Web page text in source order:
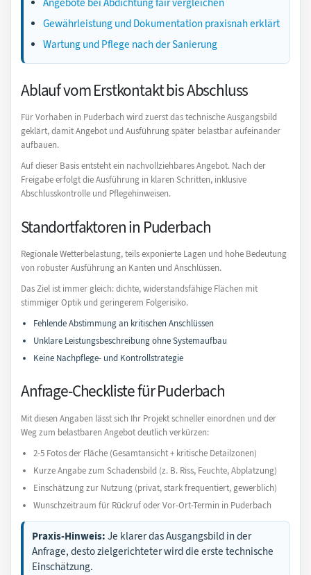
Angebote bei Abdichtung fair vergleichen
Gewährleistung und Dokumentation praxisnah erklärt
Wartung und Pflege nach der Sanierung
Ablauf vom Erstkontakt bis Abschluss
Für Vorhaben in Puderbach wird zuerst das technische Ausgangsbild
geklärt, damit Angebot und Ausführung später belastbar aufeinander
aufbauen.
Auf dieser Basis entsteht ein nachvollziehbares Angebot. Nach der
Freigabe erfolgt die Ausführung in klaren Schritten, inklusive
Abschlusskontrolle und Pflegehinweisen.
Standortfaktoren in Puderbach
Regionale Wetterbelastung, teils exponierte Lagen und hohe Bedeutung
von robuster Ausführung an Kanten und Anschlüssen.
Das Ziel ist immer gleich: dichte, widerstandsfähige Flächen mit
stimmiger Optik und geringerem Folgerisiko.
Fehlende Abstimmung an kritischen Anschlüssen
Unklare Leistungsbeschreibung ohne Systemaufbau
Keine Nachpflege- und Kontrollstrategie
Anfrage-Checkliste für Puderbach
Mit diesen Angaben lässt sich Ihr Projekt schneller einordnen und der
Weg zum belastbaren Angebot deutlich verkürzen:
2-5 Fotos der Fläche (Gesamtansicht + kritische Detailzonen)
Kurze Angabe zum Schadensbild (z. B. Riss, Feuchte, Abplatzung)
Einschätzung zur Nutzung (privat, stark frequentiert, gewerblich)
Wunschzeitraum für Rückruf oder Vor-Ort-Termin in Puderbach
Praxis-Hinweis: Je klarer das Ausgangsbild in der
Anfrage, desto zielgerichteter wird die erste technische
Einschätzung.